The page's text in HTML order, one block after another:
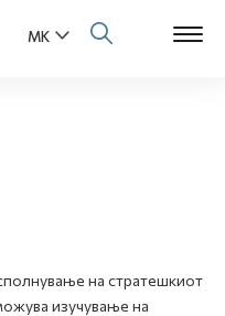
на стратешкиот
изучување на